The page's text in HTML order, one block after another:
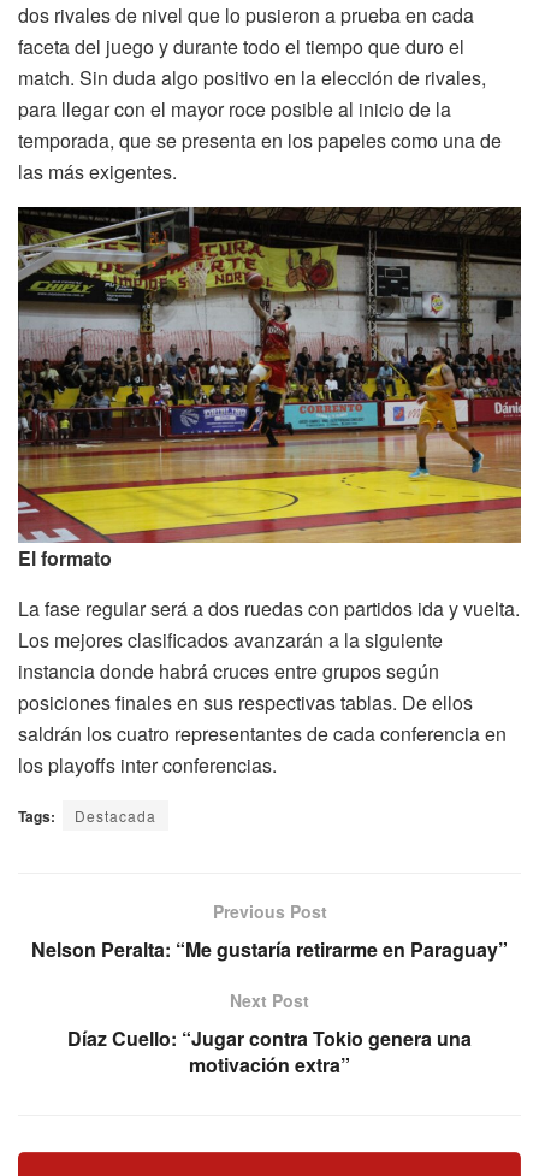
dos rivales de nivel que lo pusieron a prueba en cada
faceta del juego y durante todo el tiempo que duro el
match. Sin duda algo positivo en la elección de rivales,
para llegar con el mayor roce posible al inicio de la
temporada, que se presenta en los papeles como una de
las más exigentes.
El formato
La fase regular será a dos ruedas con partidos ida y vuelta.
Los mejores clasificados avanzarán a la siguiente
instancia donde habrá cruces entre grupos según
posiciones finales en sus respectivas tablas. De ellos
saldrán los cuatro representantes de cada conferencia en
los playoffs inter conferencias.
Tags: Destacada
Previous Post
Nelson Peralta: “Me gustaría retirarme en Paraguay”
Next Post
Díaz Cuello: “Jugar contra Tokio genera una
motivación extra”